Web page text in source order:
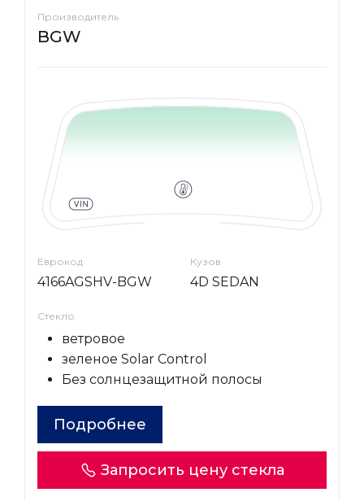
Производитель
BGW
Еврокод
4166AGSHV-BGW
Кузов
4D SEDAN
Стекло
ветровое
зеленое Solar Control
Без солнцезащитной полосы
Подробнее
Запросить цену стекла